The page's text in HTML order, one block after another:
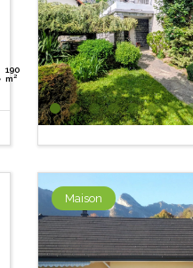
190
m²
Maison